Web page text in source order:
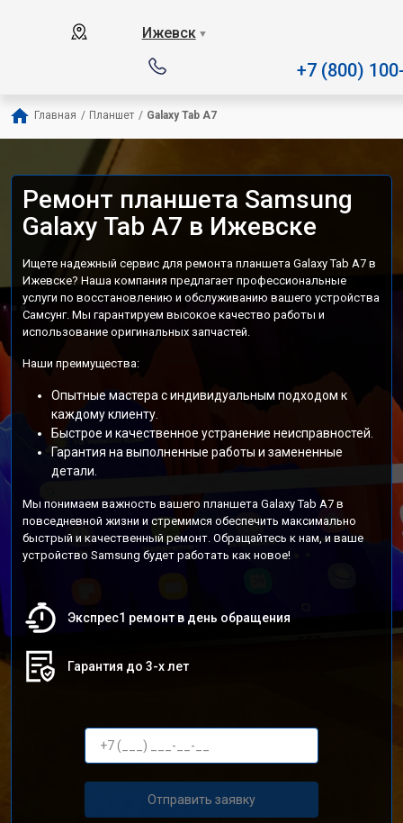
Ижевск ▼
+7 (800)
Главная / Планшет / Galaxy Tab A7
Ремонт планшета Samsung
Galaxy Tab A7 в Ижевске
Ищете надежный сервис для ремонта планшета Galaxy Tab A7 в
Ижевске? Наша компания предлагает профессиональные
услуги по восстановлению и обслуживанию вашего устройства
Самсунг. Мы гарантируем высокое качество работы и
использование оригинальных запчастей.
Наши преимущества:
Опытные мастера с индивидуальным подходом к
каждому клиенту.
Быстрое и качественное устранение неисправностей.
Гарантия на выполненные работы и замененные
детали.
Мы понимаем важность вашего планшета Galaxy Tab A7 в
повседневной жизни и стремимся обеспечить максимально
быстрый и качественный ремонт. Обращайтесь к нам, и ваше
устройство Samsung будет работать как новое!
Экспрес1 ремонт в день обращения
Гарантия до 3-х лет
Отправить заявку